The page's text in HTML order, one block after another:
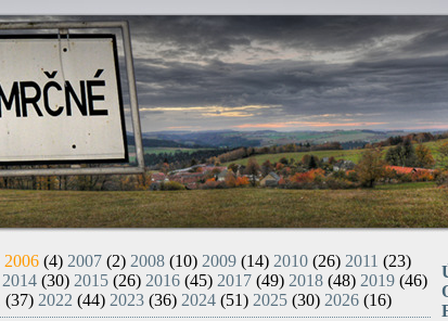
2006 (4) 2007 (2) 2008 (10) 2009 (14) 2010 (26) 2011 (23)
2014 (30) 2015 (26) 2016 (45) 2017 (49) 2018 (48) 2019 (46)
(37) 2022 (44) 2023 (36) 2024 (51) 2025 (30) 2026 (16)